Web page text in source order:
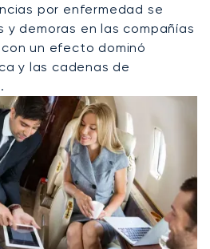
por enfermedad se
demoras en las compañías
un efecto dominó
y las cadenas de